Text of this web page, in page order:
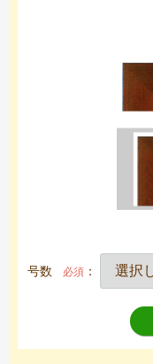
号数 必須 ：